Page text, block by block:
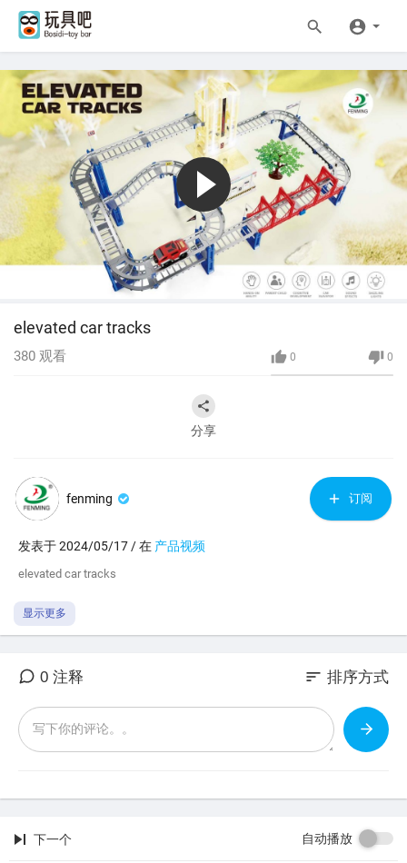
elevated car tracks
0 0
380 观看
分享
fenming 订阅
发表于 2024/05/17 / 在 产品视频
⁣elevated car tracks
显示更多
0 注释 sort 排序方式
下一个 自动播放